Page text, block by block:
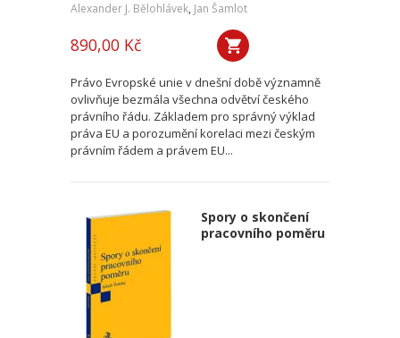
Alexander J. Bělohlávek, Jan Šamlot
890,00 Kč
Právo Evropské unie v dnešní době významně
ovlivňuje bezmála všechna odvětví českého
právního řádu. Základem pro správný výklad
práva EU a porozumění korelaci mezi českým
právním řádem a právem EU...
Spory o skončení
pracovního poměru